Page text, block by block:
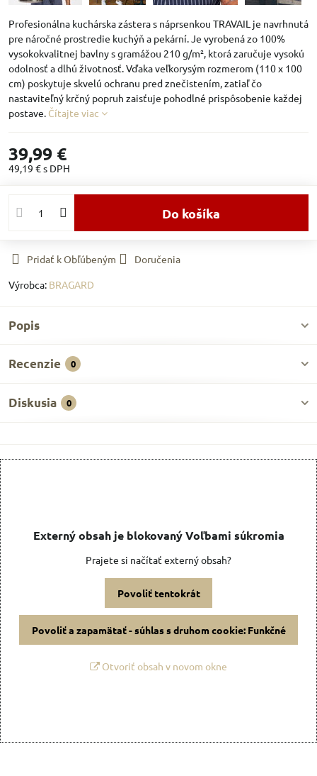
Profesionálna kuchárska zástera s náprsenkou TRAVAIL je navrhnutá
pre náročné prostredie kuchýň a pekární. Je vyrobená zo 100%
vysokokvalitnej bavlny s gramážou 210 g/m², ktorá zaručuje vysokú
odolnosť a dlhú životnosť. Vďaka veľkorysým rozmerom (110 x 100
cm) poskytuje skvelú ochranu pred znečistením, zatiaľ čo
nastaviteľný krčný popruh zaisťuje pohodlné prispôsobenie každej
postave. Čítajte viac
39,99 €
49,19 €s DPH
Do košíka
Pridať k Obľúbeným
Doručenia
Výrobca: BRAGARD
Popis
Recenzie 0
Diskusia 0
Externý obsah je blokovaný Voľbami súkromia
Prajete si načítať externý obsah?
Povoliť tentokrát
Povoliť a zapamätať - súhlas s druhom cookie: Funkčné
Otvoriť obsah v novom okne